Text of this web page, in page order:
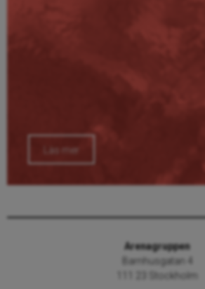
Läs mer
Arenagruppen
Barnhusgatan 4
111 23 Stockholm